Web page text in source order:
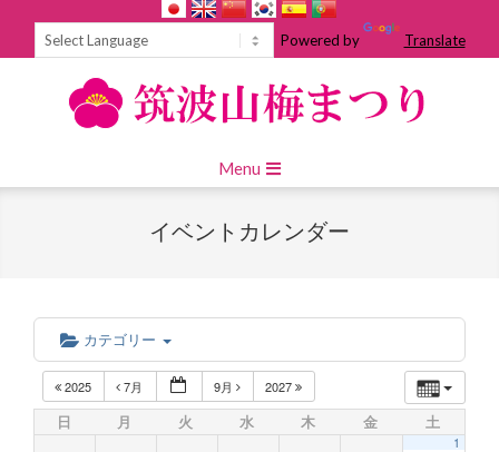
Powered by Translate
Navigation
Menu
イベントカレンダー
カテゴリー
2025 7月 9月 2027
日 月 火 水 木 金 土
1